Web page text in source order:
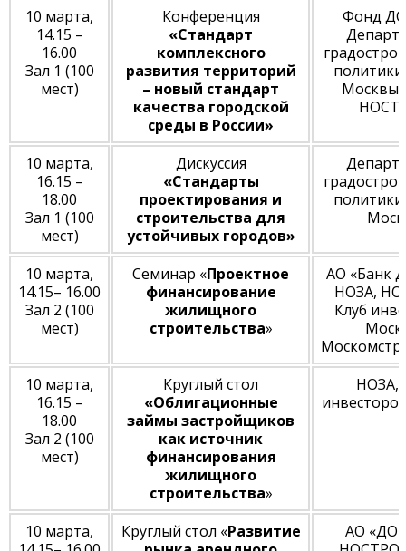
10 марта,
14.15 –
16.00
Зал 1 (100
мест)
Конференция
«Стандарт
комплексного
развития территорий
– новый стандарт
качества городской
среды в России»
Фонд
10 марта,
16.15 –
18.00
Зал 1 (100
мест)
Дискуссия
«Стандарты
проектирования и
строительства для
устойчивых городов»
10 марта,
14.15– 16.00
Зал 2 (100
мест)
Семинар «Проектное
финансирование
жилищного
строительства»
АО «Банк
НОЗА,
Клуб
10 марта,
16.15 –
18.00
Зал 2 (100
мест)
Круглый стол
«Облигационные
займы застройщиков
как источник
финансирования
жилищного
строительства»
НОЗА,
10 марта,
Круглый стол «Развитие
АО